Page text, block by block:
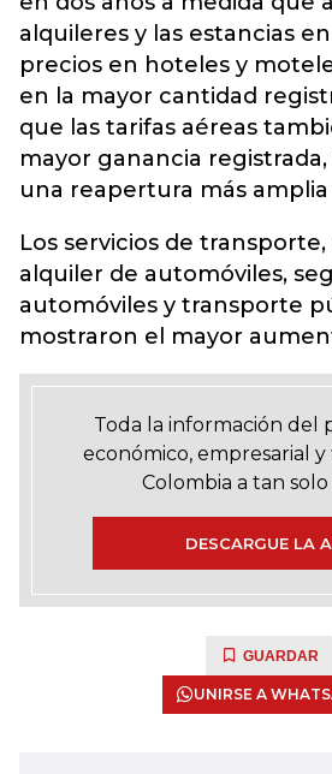
alquileres y las estancias
precios en hoteles y
en la mayor cantidad
que las tarifas aéreas
mayor ganancia
una reapertura más
Los servicios de
alquiler de automóviles,
automóviles y transporte
mostraron el mayor
Toda la información del
económico, empresarial
Colombia a tan
DESCARGUE LA
GUARDAR
UNIRSE A